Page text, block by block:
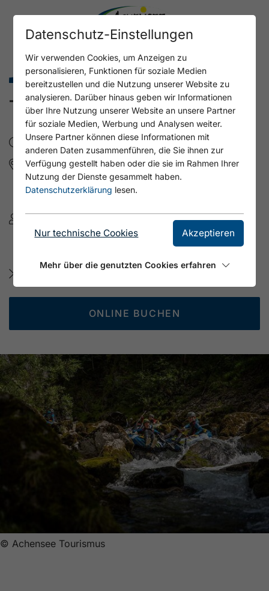
Familienurlaub Sommer
TUBING
Do, 13.8.2026- 10:00 - 13:00
Informationsbüro Achenkirch
Untere Dorfstraße 387
6215 Achenkirch am Achensee
Tourismusverband Achensee
+43 5953000
ONLINE BUCHEN
© Achensee Tourismus
Datenschutz-Einstellungen
Wir verwenden Cookies, um Anzeigen zu
personalisieren, Funktionen für soziale Medien
bereitzustellen und die Nutzung unserer Website zu
analysieren. Darüber hinaus geben wir Informationen
über Ihre Nutzung unserer Website an unsere Partner
für soziale Medien, Werbung und Analysen weiter.
Unsere Partner können diese Informationen mit
anderen Daten zusammenführen, die Sie ihnen zur
Verfügung gestellt haben oder die sie im Rahmen Ihrer
Nutzung der Dienste gesammelt haben.
Datenschutzerklärung lesen.
Nur technische Cookies Akzeptieren
Mehr über die genutzten Cookies erfahren